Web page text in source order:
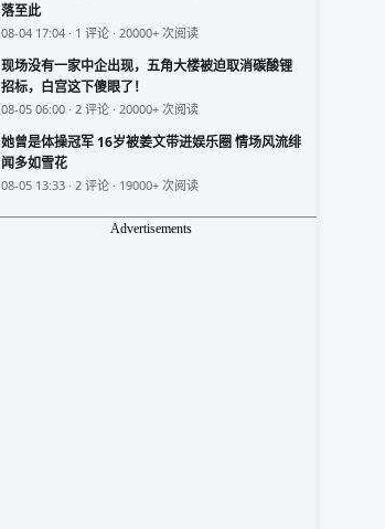
落至此
08-04 17:04 · 1 评论 · 20000+ 次阅读
现场没有一家中企出现，五角大楼被迫取消碳酸锂
招标，白宫这下傻眼了！
08-05 06:00 · 2 评论 · 20000+ 次阅读
她曾是体操冠军 16岁被姜文带进娱乐圈 情场风流绯
闻多如雪花
08-05 13:33 · 2 评论 · 19000+ 次阅读
Advertisements